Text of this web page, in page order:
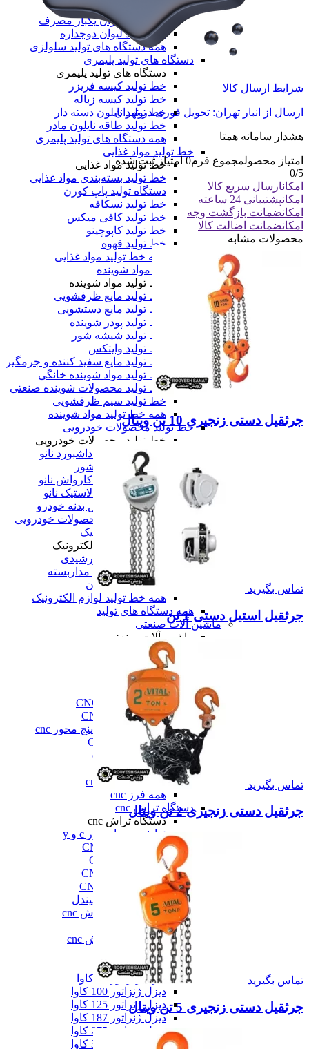
خط تولید نوار بهداشتی
خط تولید لیوان یکبار مصرف
خط تولید لیوان دوجداره
همه دستگاه های تولید سلولزی
دستگاه های تولید پلیمری
دستگاه های تولید پلیمری
خط تولید کیسه فریزر
خط تولید کیسه زباله
خط تولید نایلون دسته دار
خط تولید طاقه نایلون مادر
همه دستگاه های تولید پلیمری
خط تولید مواد غذایی
خط تولید مواد غذایی
خط تولید بسته‌بندی مواد غذایی
دستگاه تولید پاپ کورن
خط تولید نسکافه
خط تولید کافی میکس
خط تولید کاپوچینو
خط تولید قهوه
همه خط تولید مواد غذایی
خط تولید مواد شوینده
خط تولید مواد شوینده
خط تولید مایع ظرفشویی
خط تولید مایع دستشویی
خط تولید پودر شوینده
خط تولید شیشه شور
خط تولید وایتکس
خط تولید مایع سفید کننده و جرمگیر
خط تولید مواد شوینده خانگی
خط تولید محصولات شوینده صنعتی
خط تولید سیم ظرفشویی
همه خط تولید مواد شوینده
خط تولید محصولات خودرویی
خط تولید محصولات خودرویی
خط تولید واکس داشبورد نانو
خط تولید موتور شور
خط تولید شامپو کارواش نانو
خط تولید واکس لاستیک نانو
خط تولید یوداکس بدنه خودرو
همه خط تولید محصولات خودرویی
خط تولید لوازم الکترونیک
خط تولید لوازم الکترونیک
خط تولید پنل خورشیدی
خط تولید دوربین مداربسته
خط تولید تلویزیون
همه خط تولید لوازم الکترونیک
همه دستگاه های تولید
ماشین آلات صنعتی
ماشین آلات صنعتی
فرز cnc
فرز cnc
فرز افقی CNC
فرز بورینگ cnc
فرز دروازه ای CNC
فرز دنده زنی CNC
فرز سه، چهار و پنج محور cnc
فرز عمودی CNC
فرز معمولی cnc
فرز میل ترن
فرز مینیاتوری cnc
همه فرز cnc
دستگاه تراش cnc
دستگاه تراش cnc
تراش cnc با محور c و y
تراش بورینگ CNC
تراش افقی CNC
تراش سنگین CNC
تراش عمودی CNC
تراش مولتی اسپیندل
دستگاه طول تراش cnc
سری تراش cnc
همه دستگاه تراش cnc
دیزل ژنراتور
دیزل ژنراتور
دیزل ژنراتور 62 کاوا
دیزل ژنزاتور 100 کاوا
دیزل ژنراتور 125 کاوا
دیزل ژنراتور 187 کاوا
دیزل ژنزاتور 275 کاوا
دیزل ژنزاتور 300 کاوا
شرایط ارسال کالا
ارسال از انبار تهران: تحویل فوری در تهران
هشدار سامانه همتا
امتیاز محصولمجموع فرم0امتیاز ثبت شده
0/5
امکانارسال سریع کالا
امکانپشتیبانی 24 ساعته
امکانضمانت بازگشت وجه
امکانضمانت اضالت کالا
محصولات مشابه
جرثقیل دستی زنجیری 10 تن ویتال
تماس بگیرید
جرثقیل استیل دستی 1 تن
تماس بگیرید
جرثقیل دستی زنجیری 2 تن ویتال
تماس بگیرید
جرثقیل دستی زنجیری 5 تن ویتال